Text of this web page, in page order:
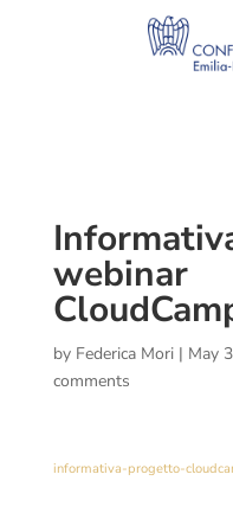
webinar
by Federica Mori| May
comments
informativa-progetto-